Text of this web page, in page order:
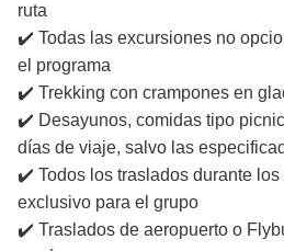
ruta
✔️ Todas las excursiones no
el programa
✔️ Trekking con crampones en
✔️ Desayunos, comidas tipo
días de viaje, salvo las
✔️ Todos los traslados durante
exclusivo para el grupo
✔️ Traslados de aeropuerto o